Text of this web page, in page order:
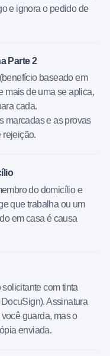
e ignora o pedido de
Parte 2
baseado em
mais de uma se aplica,
cada.
marcadas e as provas
rejeição.
do domicílio e
que trabalha ou um
em casa é causa
com tinta
Assinatura
guarda, mas o
enviada.